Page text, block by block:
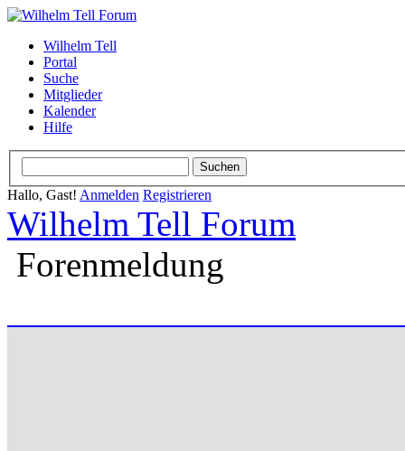
Wilhelm Tell
Portal
Suche
Mitglieder
Kalender
Hilfe
Hallo, Gast! Anmelden Registrieren
Wilhelm Tell Forum
Forenmeldung